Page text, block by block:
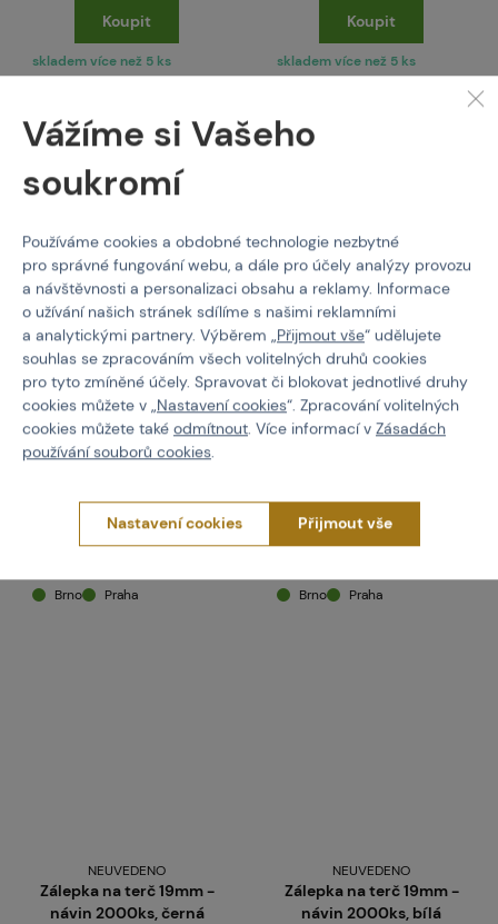
Koupit
skladem více než 5 ks
Koupit
skladem více než 5 ks
NEUVEDENO
O-kroužek 21.95 x 1.78
NBR 70 Sh
Kód: 308553
Koupit
Brno
Praha
NEUVEDENO
O-kroužek 15.00 x 1.80
NBR 80 Sh DYE BOLT
Koupit
Brno
Praha
NEUVEDENO
Zálepka na terč 19mm -
návin 2000ks, černá
NEUVEDENO
Zálepka na terč 19mm -
návin 2000ks, bílá
Vážíme si Vašeho
soukromí
Používáme cookies a obdobné technologie nezbytné
pro správné fungování webu, a dále pro účely analýzy provozu
a návštěvnosti a personalizaci obsahu a reklamy. Informace
o užívání našich stránek sdílíme s našimi reklamními
a analytickými partnery. Výběrem „Přijmout vše“ udělujete
souhlas se zpracováním všech volitelných druhů cookies
pro tyto zmíněné účely. Spravovat či blokovat jednotlivé druhy
cookies můžete v „Nastavení cookies“. Zpracování volitelných
cookies můžete také odmítnout. Více informací v Zásadách
používání souborů cookies.
Nastavení cookies Přijmout vše